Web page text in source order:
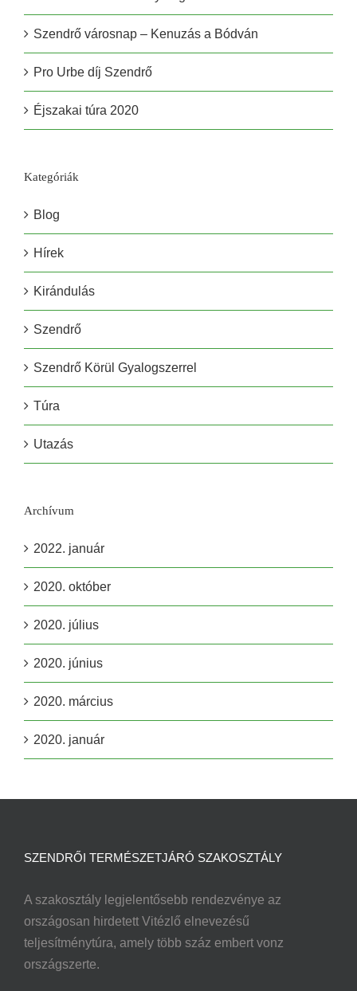
Szendrő városnap – Kenuzás a Bódván
Pro Urbe díj Szendrő
Éjszakai túra 2020
Kategóriák
Blog
Hírek
Kirándulás
Szendrő
Szendrő Körül Gyalogszerrel
Túra
Utazás
Archívum
2022. január
2020. október
2020. július
2020. június
2020. március
2020. január
SZENDRŐI TERMÉSZETJÁRÓ SZAKOSZTÁLY
A szakosztály legjelentősebb rendezvénye az
országosan hirdetett Vitézlő elnevezésű
teljesítménytúra, amely több száz embert vonz
országszerte.